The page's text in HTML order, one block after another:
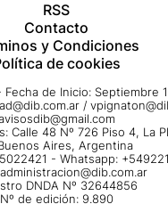
RSS
Contacto
y Condiciones
de cookies
de Inicio: Septiembre
/
Calle 48 Nº 726 Piso 4, La
Aires, Argentina
- Whatsapp:
administracion@dib.com.ar
DNDA Nº 32644856
Nº de edición: 9.890